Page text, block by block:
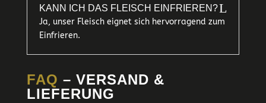
KANN ICH DAS FLEISCH EINFRIEREN?L
Ja, unser Fleisch eignet sich hervorragend zum
Einfrieren.
FAQ – VERSAND &
LIEFERUNG